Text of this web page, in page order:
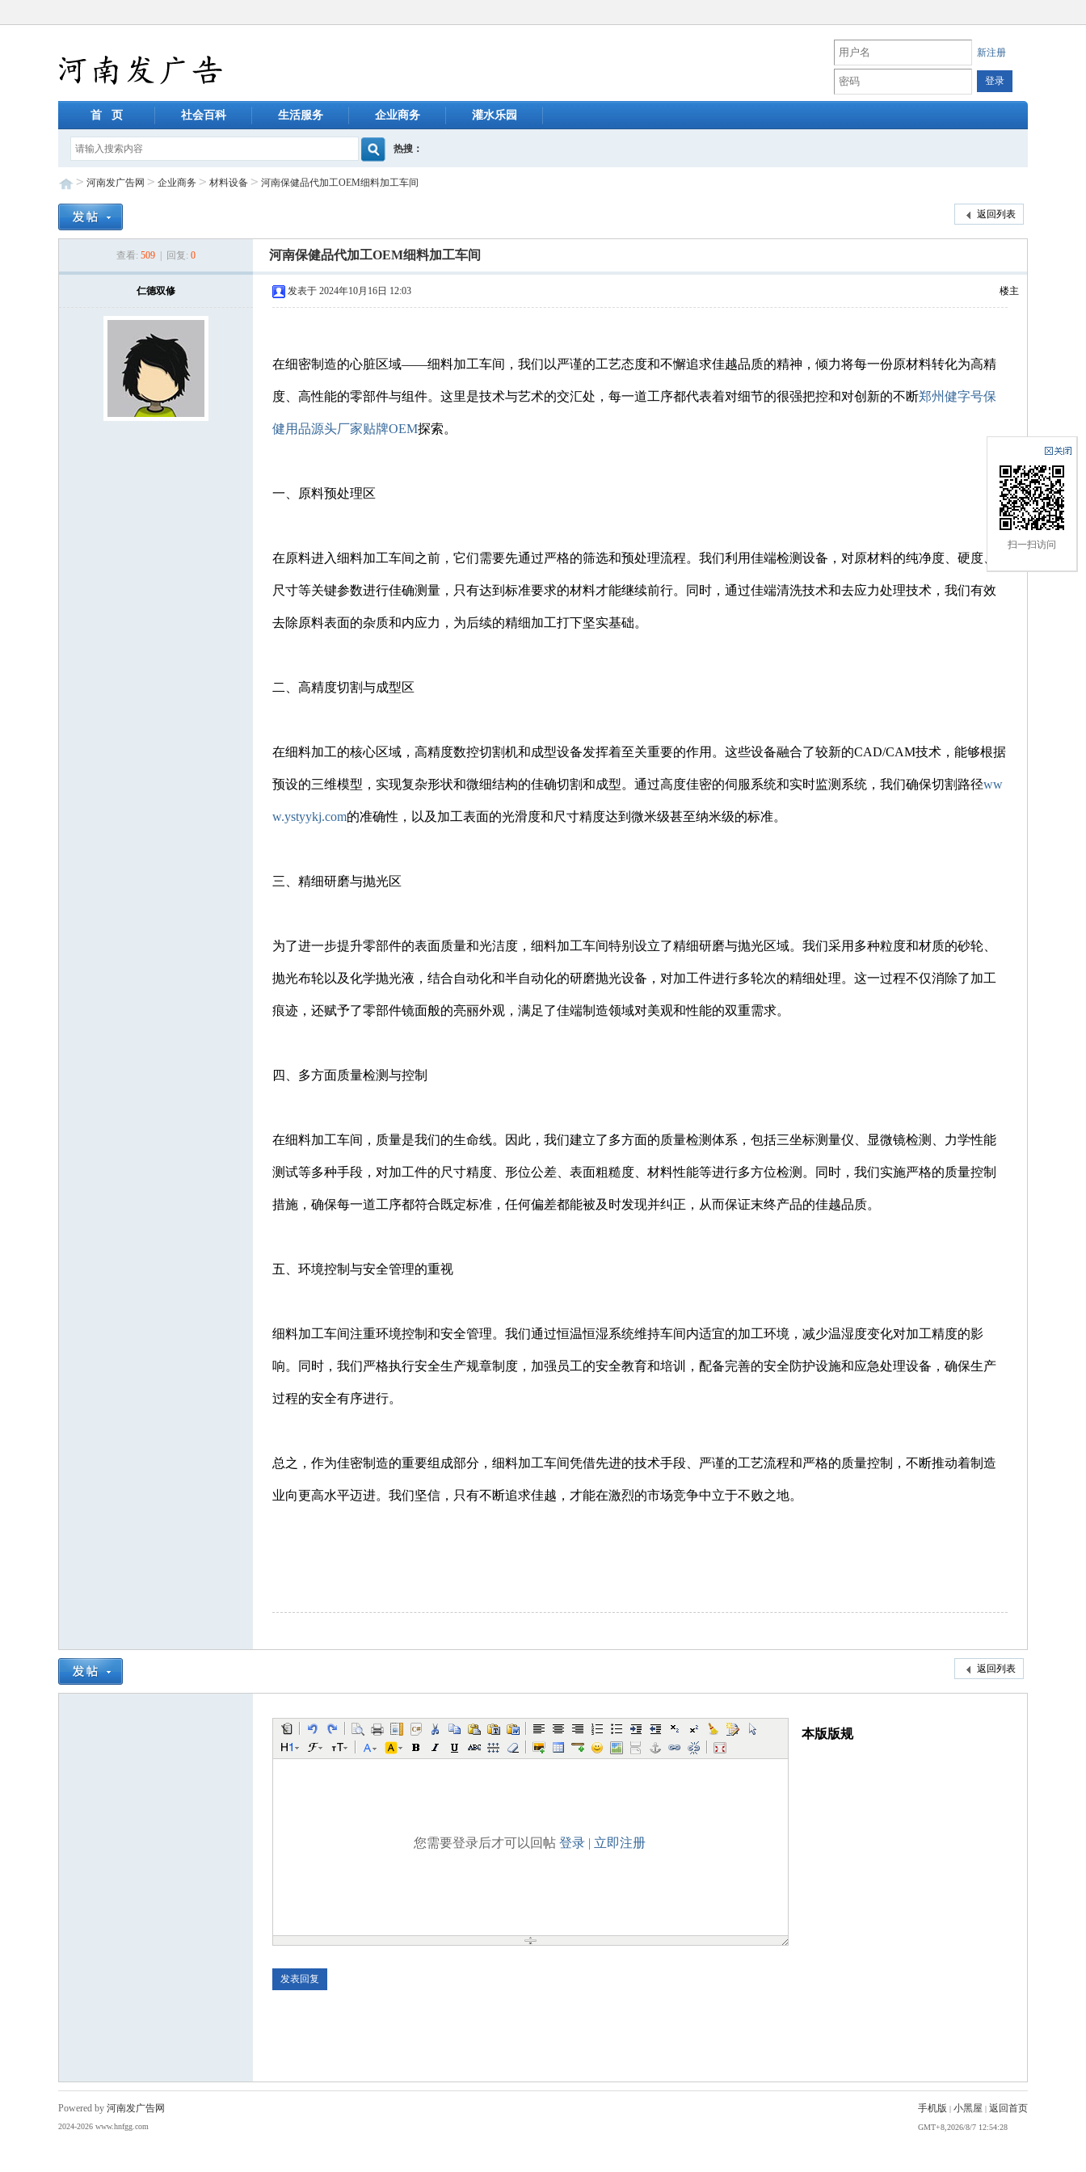
新注册
首 页 社会百科 生活服务 企业商务 灌水乐园
热搜：
> 河南发广告网 > 企业商务 > 材料设备 > 河南保健品代加工OEM细料加工车间
返回列表
查看: 509| 回复: 0
仁德双修
河南保健品代加工OEM细料加工车间
楼主
发表于 2024年10月16日 12:03
在细密制造的心脏区域——细料加工车间，我们以严谨的工艺态度和不懈追求佳越品质的精神，倾力将每一份原材料转化为高精
度、高性能的零部件与组件。这里是技术与艺术的交汇处，每一道工序都代表着对细节的很强把控和对创新的不断郑州健字号保
健用品源头厂家贴牌OEM探索。
一、原料预处理区
在原料进入细料加工车间之前，它们需要先通过严格的筛选和预处理流程。我们利用佳端检测设备，对原材料的纯净度、硬度、
尺寸等关键参数进行佳确测量，只有达到标准要求的材料才能继续前行。同时，通过佳端清洗技术和去应力处理技术，我们有效
去除原料表面的杂质和内应力，为后续的精细加工打下坚实基础。
二、高精度切割与成型区
在细料加工的核心区域，高精度数控切割机和成型设备发挥着至关重要的作用。这些设备融合了较新的CAD/CAM技术，能够根据
预设的三维模型，实现复杂形状和微细结构的佳确切割和成型。通过高度佳密的伺服系统和实时监测系统，我们确保切割路径ww
w.ystyykj.com的准确性，以及加工表面的光滑度和尺寸精度达到微米级甚至纳米级的标准。
三、精细研磨与抛光区
为了进一步提升零部件的表面质量和光洁度，细料加工车间特别设立了精细研磨与抛光区域。我们采用多种粒度和材质的砂轮、
抛光布轮以及化学抛光液，结合自动化和半自动化的研磨抛光设备，对加工件进行多轮次的精细处理。这一过程不仅消除了加工
痕迹，还赋予了零部件镜面般的亮丽外观，满足了佳端制造领域对美观和性能的双重需求。
四、多方面质量检测与控制
在细料加工车间，质量是我们的生命线。因此，我们建立了多方面的质量检测体系，包括三坐标测量仪、显微镜检测、力学性能
测试等多种手段，对加工件的尺寸精度、形位公差、表面粗糙度、材料性能等进行多方位检测。同时，我们实施严格的质量控制
措施，确保每一道工序都符合既定标准，任何偏差都能被及时发现并纠正，从而保证末终产品的佳越品质。
五、环境控制与安全管理的重视
细料加工车间注重环境控制和安全管理。我们通过恒温恒湿系统维持车间内适宜的加工环境，减少温湿度变化对加工精度的影
响。同时，我们严格执行安全生产规章制度，加强员工的安全教育和培训，配备完善的安全防护设施和应急处理设备，确保生产
过程的安全有序进行。
总之，作为佳密制造的重要组成部分，细料加工车间凭借先进的技术手段、严谨的工艺流程和严格的质量控制，不断推动着制造
业向更高水平迈进。我们坚信，只有不断追求佳越，才能在激烈的市场竞争中立于不败之地。
返回列表
您需要登录后才可以回帖 登录| 立即注册
本版版规
Powered by 河南发广告网
2024-2026 www.hnfgg.com
手机版 | 小黑屋 | 返回首页
GMT+8,2026/8/7 12:54:28
扫一扫访问